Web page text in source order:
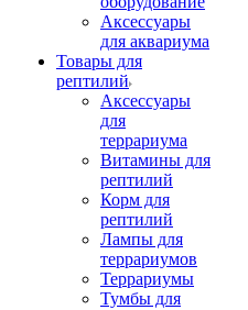
Аксессуары
для аквариума
Товары для
рептилий
Аксессуары
для
террариума
Витамины для
рептилий
Корм для
рептилий
Лампы для
террариумов
Террариумы
Тумбы для